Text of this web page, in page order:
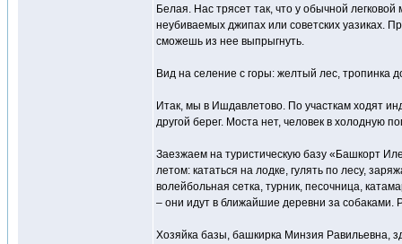
Белая. Нас трясет так, что у обычной
неубиваемых джипах или советских уазиках.
сможешь из нее выпрыгнуть.
Вид на селение с горы: желтый лес, тропинка
Итак, мы в Ишдавлетово. По участкам ходят
другой берег. Моста нет, человек в холодную
Заезжаем на туристическую базу «Башкорт
летом: кататься на лодке, гулять по лесу,
волейбольная сетка, турник, песочница,
– они идут в ближайшие деревни за собаками.
Хозяйка базы, башкирка Минзия Равильевна,